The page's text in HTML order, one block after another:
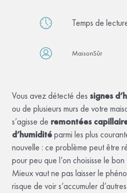
Temps de
MaisonSûr
Vous avez détecté des signes
ou de plusieurs murs de votre
s’agisse de remontées
d’humiditéparmi les plus
nouvelle : ce problème peut être
pour peu que l’on choisisse le
Mieux vaut ne pas laisser le
risque de voir s’accumuler d’autres